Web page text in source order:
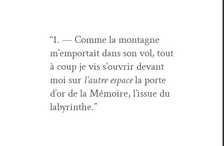
“1. — Comme la mon­tagne
m’emportait dans son vol, tout
à coup je vis s’ou­vrir devant
moi sur l’autre espacela porte
d’or de la Mémoire, l’is­sue du
labyrinthe.”